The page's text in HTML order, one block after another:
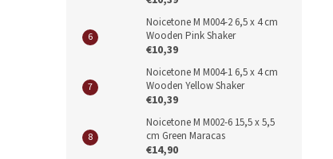
Noicetone M M004-2 6,5 x 4 cm
Wooden Pink Shaker
€10,39
Noicetone M M004-1 6,5 x 4 cm
Wooden Yellow Shaker
€10,39
Noicetone M M002-6 15,5 x 5,5
cm Green Maracas
€14,90